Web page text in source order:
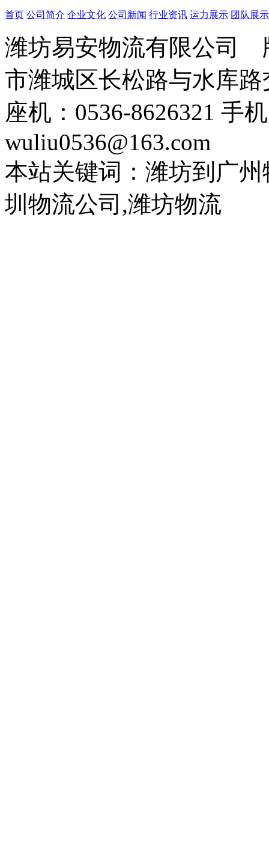
首页 公司简介 企业文化 公司新闻 行业资讯 运力展示 团队展示
潍坊易安物流有限公
市潍城区长松路与水库
座机：0536-8626321 手
wuliu0536@163.com
本站关键词：潍坊到广
圳物流公司,潍坊物流